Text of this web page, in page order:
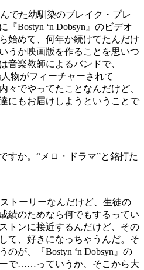
でた幼馴染のブレイク・プレ
Bostyn ‘n Dobsyn』のビデオ
始めて、何年か続けてたんだけ
うか映画版を作ることを思いつ
音楽教師によるバンドで、
人物がフィーチャーされて
でやってたことなんだけど、
にもお届けしようということで
か。“メロ・ドラマ”と銘打た
トーリーなんだけど、生徒の
績のためなら何でもするってい
トンに接近するんだけど、その
て、好きになっちゃうんだ。そ
が、『Bostyn ‘n Dobsyn』の
で……っていうか、そこから大